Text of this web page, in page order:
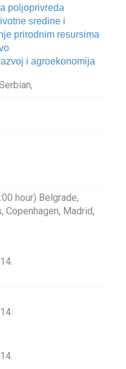
poljoprivreda
sredine i
prirodnim resursima
i agroekonomija
hour) Belgrade,
Copenhagen, Madrid,